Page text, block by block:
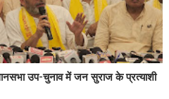
उप-चुनाव में जन सुराज के प्रत्याशी